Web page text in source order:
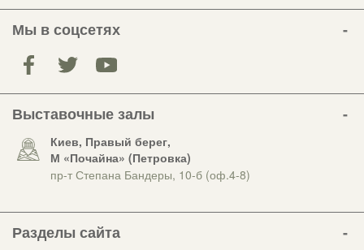
Мы в соцсетях
Выставочные залы
Киев, Правый берег,
М «Почайна» (Петровка)
пр-т Степана Бандеры, 10-б (оф.4-8)
Разделы сайта